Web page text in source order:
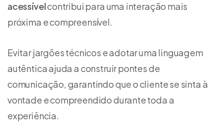
acessívelcontribui para uma interação mais
próxima e compreensível.
Evitar jargões técnicos e adotar uma linguagem
autêntica ajuda a construir pontes de
comunicação, garantindo que o cliente se sinta à
vontade e compreendido durante toda a
experiência.